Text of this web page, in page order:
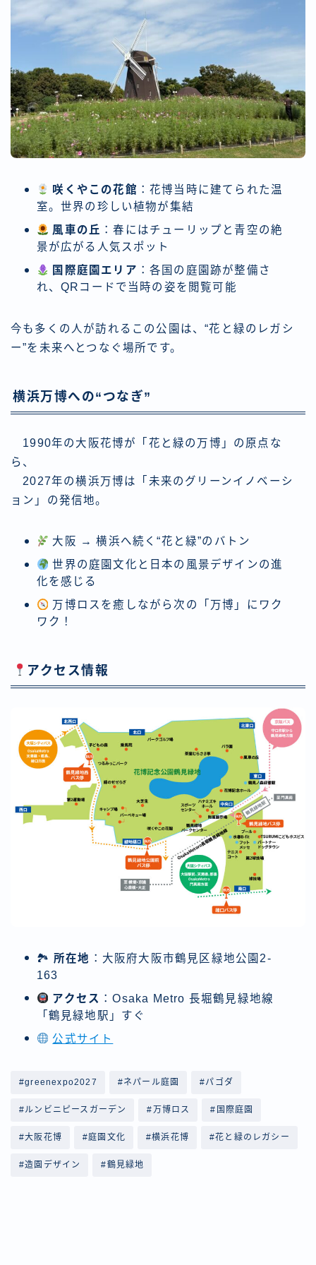
咲くやこの花館 ：花博当時に建てられた温
室。世界の珍しい植物が集結
風車の丘 ：春にはチューリップと青空の絶
景が広がる人気スポット
国際庭園エリア ：各国の庭園跡が整備さ
れ、QRコードで当時の姿を閲覧可能
今も多くの人が訪れるこの公園は、“花と緑のレガシ
ー”を未来へとつなぐ場所です。
横浜万博への“つなぎ”
1990年の大阪花博が「花と緑の万博」の原点な
ら、
2027年の横浜万博は「未来のグリーンイノベーシ
ョン」の発信地。
大阪 → 横浜へ続く“花と緑”のバトン
世界の庭園文化と日本の風景デザインの進
化を感じる
万博ロスを癒しながら次の「万博」にワク
ワク！
アクセス情報
🏞 所在地 ：大阪府大阪市鶴見区緑地公園2-
163
アクセス ：Osaka Metro 長堀鶴見緑地線
「鶴見緑地駅」すぐ
公式サイト
#greenexpo2027 #ネパール庭園 #パゴダ
#ルンビニピースガーデン #万博ロス #国際庭園
#大阪花博 #庭園文化 #横浜花博 #花と緑のレガシー
#造園デザイン #鶴見緑地